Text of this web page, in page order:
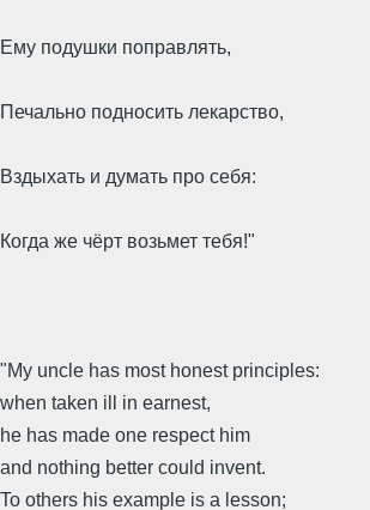
Ему подушки поправлять,
Печально подносить лекарство,
Вздыхать и думать про себя:
Когда же чёрт возьмет тебя!"
"My uncle has most honest principles:
when taken ill in earnest,
he has made one respect him
and nothing better could invent.
To others his example is a lesson;